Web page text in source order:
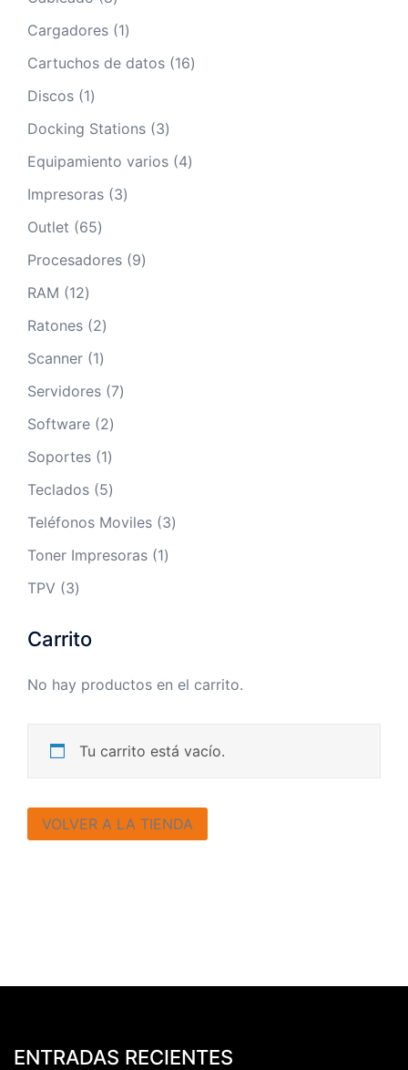
productos
Cargadores 11
producto
Cartuchos de datos 1616
Discos 11
producto
Docking Stations 33
productos
Equipamiento varios 44
Impresoras 33
Outlet 6565
productos
Procesadores 99
RAM 1212
productos
Ratones 22
productos
Scanner 11
producto
Servidores 77
Software 22
productos
Soportes 11
producto
Teclados 55
productos
Teléfonos Moviles 33
Toner Impresoras 11
TPV 33
Carrito
No hay productos en el carrito.
Tu carrito está vacío.
VOLVER A LA TIENDA
ENTRADAS RECIENTES